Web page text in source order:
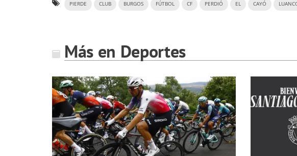
PIERDE CLUB BURGOS FÚTBOL CF PERDIÓ EL CAYÓ
Más en Deportes